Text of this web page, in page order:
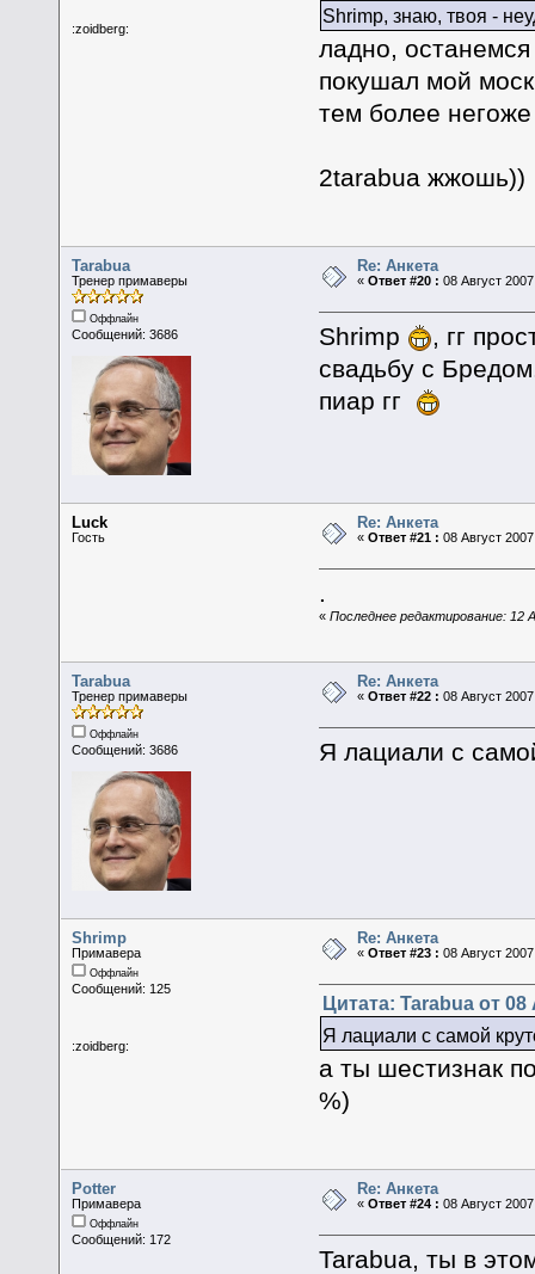
:zoidberg:
Shrimp, знаю, твоя -
ладно,
покушал мой
тем более
2tarabua жжошь))
Tarabua
Тренер примаверы
Оффлайн
Сообщений: 3686
Re: Анкета
«Ответ #20 : 08 Август
Shrimp
, гг
свадьбу с
пиар гг
Luck
Гость
Re: Анкета
«Ответ #21 : 08 Август
.
« Последнее редактирование: 12
Tarabua
Тренер примаверы
Оффлайн
Сообщений: 3686
Re: Анкета
«Ответ #22 : 08 Август
Я лациали с
Shrimp
Примавера
Оффлайн
Сообщений: 125
:zoidberg:
Re: Анкета
«Ответ #23 : 08 Август
Цитата: Tarabua от 08
Я лациали с самой
а ты шестизнак
%)
Potter
Примавера
Оффлайн
Сообщений: 172
Re: Анкета
«Ответ #24 : 08 Август
Tarabua, ты в